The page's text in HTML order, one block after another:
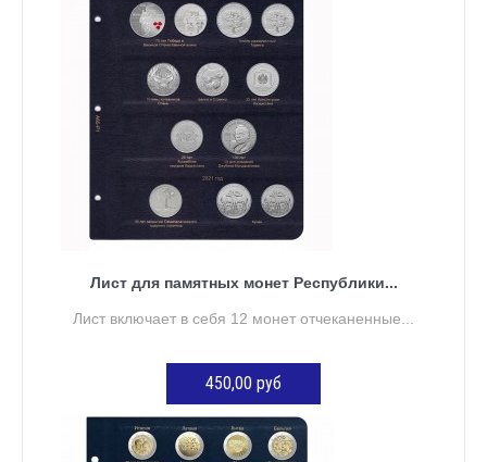
Лист для памятных монет Республики...
Лист включает в себя 12 монет отчеканенные...
450,00 руб
ДОБАВИТЬ В КОРЗИНУ